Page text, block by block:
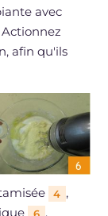
avec
Actionnez
afin qu'ils
4 ,
.